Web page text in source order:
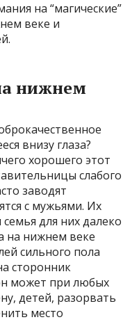
на “магические”
веке и
нижнем
внизу глаза?
хорошего этот
слабого
заводят
с мужьями. Их
для них далеко
на нижнем веке
сильного пола
сторонник
может при любых
детей, разорвать
место